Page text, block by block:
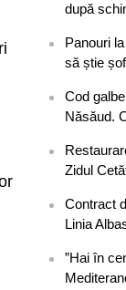
după
Panouri
să știe
Cod
Năsăud.
Zidul
Contract
Linia
”Hai în